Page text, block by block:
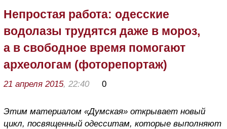
Непростая работа: одесские
водолазы трудятся даже в мороз,
а в свободное время помогают
археологам (фоторепортаж)
21 апреля 2015, 22:40 0
Этим материалом «Думская» открывает новый
цикл, посвященный одесситам, которые выполняют